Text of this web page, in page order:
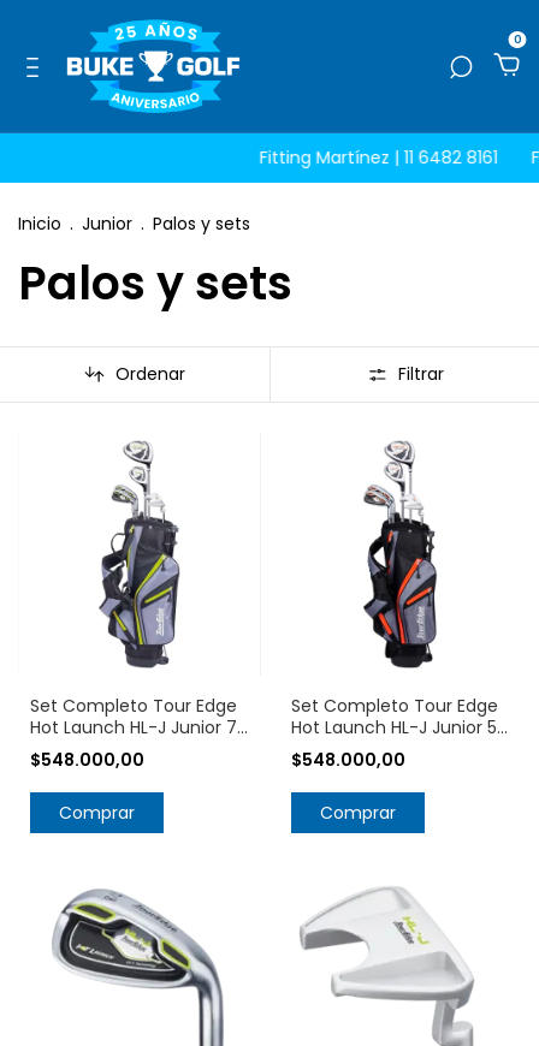
0
Fitting Martínez | 11 6482 8161
Inicio . Junior . Palos y sets
Palos y sets
Ordenar Filtrar
Set Completo Tour Edge
Hot Launch HL-J Junior 7-
10 Años
$548.000,00
Set Completo Tour Edge
Hot Launch HL-J Junior 5-
8 Años
$548.000,00